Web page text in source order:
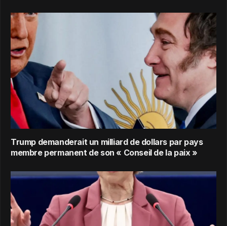
Trump demanderait un milliard de dollars par pays
membre permanent de son « Conseil de la paix »